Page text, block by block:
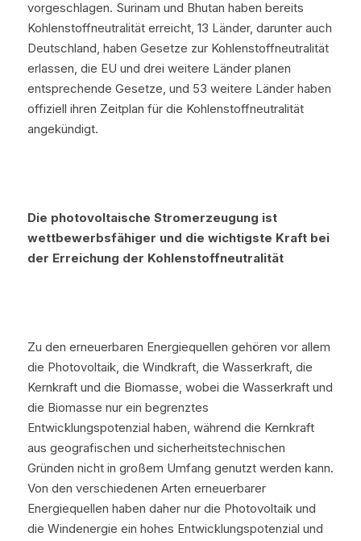
vorgeschlagen. Surinam und Bhutan haben bereits
Kohlenstoffneutralität erreicht, 13 Länder, darunter auch
Deutschland, haben Gesetze zur Kohlenstoffneutralität
erlassen, die EU und drei weitere Länder planen
entsprechende Gesetze, und 53 weitere Länder haben
offiziell ihren Zeitplan für die Kohlenstoffneutralität
angekündigt.
Die photovoltaische Stromerzeugung ist
wettbewerbsfähiger und die wichtigste Kraft bei
der Erreichung der Kohlenstoffneutralität
Zu den erneuerbaren Energiequellen gehören vor allem
die Photovoltaik, die Windkraft, die Wasserkraft, die
Kernkraft und die Biomasse, wobei die Wasserkraft und
die Biomasse nur ein begrenztes
Entwicklungspotenzial haben, während die Kernkraft
aus geografischen und sicherheitstechnischen
Gründen nicht in großem Umfang genutzt werden kann.
Von den verschiedenen Arten erneuerbarer
Energiequellen haben daher nur die Photovoltaik und
die Windenergie ein hohes Entwicklungspotenzial und